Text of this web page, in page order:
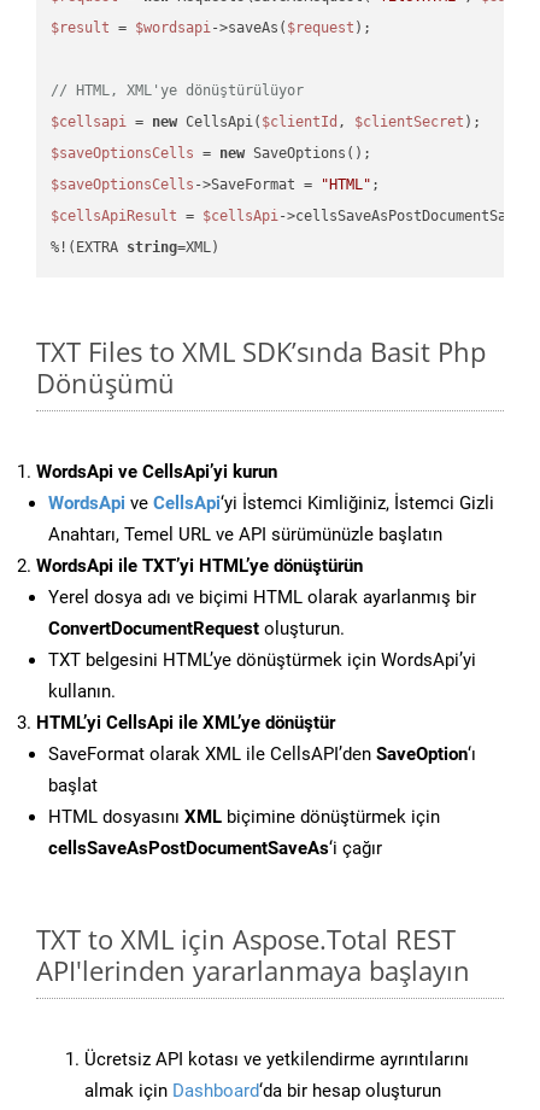
$result = $wordsapi->saveAs( $request );
// HTML, XML'ye dönüştürülüyor
$cellsapi = new CellsApi( $clientId , $clientSecret
$saveOptionsCells = new
$saveOptionsCells ->SaveFormat = "HTML"
$cellsApiResult = $cellsApi-
%!(EXTRA string=XML)
TXT Files to XML SDK’sında Basit Php
Dönüşümü
WordsApi ve CellsApi’yi kurun
WordsApi ve CellsApi‘yi İstemci Kimliğiniz, İstemci Gizli
Anahtarı, Temel URL ve API sürümünüzle başlatın
WordsApi ile TXT’yi HTML’ye dönüştürün
Yerel dosya adı ve biçimi HTML olarak ayarlanmış bir
ConvertDocumentRequest oluşturun.
TXT belgesini HTML’ye dönüştürmek için WordsApi’yi
kullanın.
HTML’yi CellsApi ile XML’ye dönüştür
SaveFormat olarak XML ile CellsAPI’den SaveOption‘ı
başlat
HTML dosyasını XML biçimine dönüştürmek için
cellsSaveAsPostDocumentSaveAs‘i çağır
TXT to XML için Aspose.Total REST
API'lerinden yararlanmaya başlayın
Ücretsiz API kotası ve yetkilendirme ayrıntılarını
almak için Dashboard‘da bir hesap oluşturun